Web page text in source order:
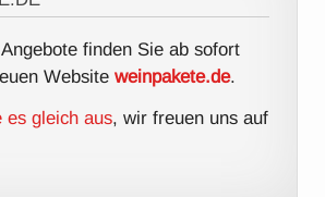
finden Sie ab sofort
Websiteweinpakete.de.
es gleich aus, wir freuen uns auf